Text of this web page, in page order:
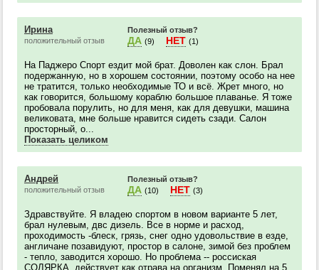
Ирина
положительный отзыв
Полезный отзыв?
ДА (9) НЕТ (1)
На Паджеро Спорт ездит мой брат. Доволен как слон. Брал
подержанную, но в хорошем состоянии, поэтому особо на нее
не тратится, только необходимые ТО и всё. Жрет много, но
как говорится, большому кораблю большое плаванье. Я тоже
пробовала порулить, но для меня, как для девушки, машина
великовата, мне больше нравится сидеть сзади. Салон
просторный, о...
Показать целиком
Андрей
положительный отзыв
Полезный отзыв?
ДА (10) НЕТ (3)
Здравствуйте. Я владею спортом в новом варианте 5 лет,
брал нулевым, двс дизель. Все в норме и расход,
проходимость -блеск, грязь, снег одно удовольствие в езде,
англичане позавидуют, простор в салоне, зимой без проблем
- тепло, заводится хорошо. Но проблема -- россиская
СОЛЯРКА, действует как отрава на организм. Поменял на 5